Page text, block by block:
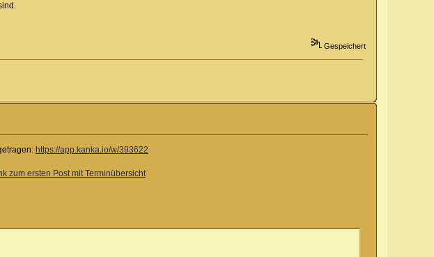
Gespeichert
https://app.kanka.io/w/393622
zum ersten Post mit Terminübersicht